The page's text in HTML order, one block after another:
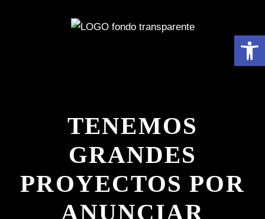
TENEMOS
GRANDES
PROYECTOS POR
ANUNCIAR
Abrir